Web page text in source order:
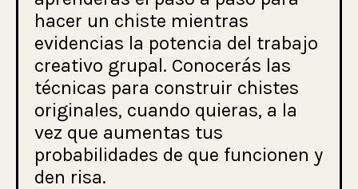
hacer un chiste mientras
evidencias la potencia del trabajo
creativo grupal. Conocerás las
técnicas para construir chistes
originales, cuando quieras, a la
vez que aumentas tus
probabilidades de que funcionen y
den risa.